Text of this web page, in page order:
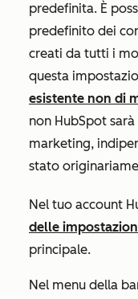
predefinita. È
predefinito dei
creati da tutti i
questa
esistente non di
non HubSpot
marketing,
stato
Nel tuo account
delle
principale.
Nel menu della